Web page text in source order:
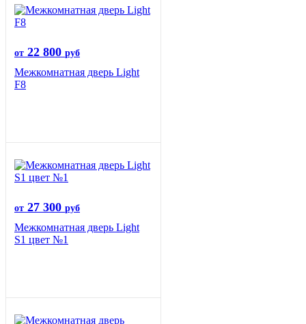
от 22 800 руб
Межкомнатная дверь Light
F8
от 27 300 руб
Межкомнатная дверь Light
S1 цвет №1